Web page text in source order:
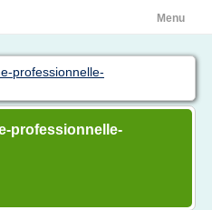
Menu
professionnelle-
professionnelle-